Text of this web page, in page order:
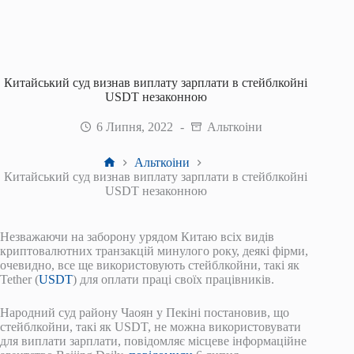
Китайський суд визнав виплату зарплати в стейблкойні
USDT незаконною
6 Липня, 2022 Альткоіни
ГоловнаАльткоіни
Китайський суд визнав виплату зарплати в стейблкойні
USDT незаконною
Незважаючи на заборону урядом Китаю всіх видів
криптовалютних транзакцій минулого року, деякі фірми,
очевидно, все ще використовують стейблкойни, такі як
Tether (USDT) для оплати праці своїх працівників.
Народний суд району Чаоян у Пекіні постановив, що
стейблкойни, такі як USDT, не можна використовувати
для виплати зарплати, повідомляє місцеве інформаційне